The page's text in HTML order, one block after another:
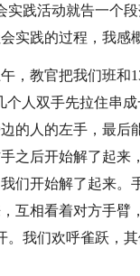
践活动就告一个
实践的过程，我感
，教官把我们班和
人双手先拉住串
的人的左手，最后
之后开始解了起来
们开始解了起来。
互相看着对方手臂
我们欢呼雀跃，